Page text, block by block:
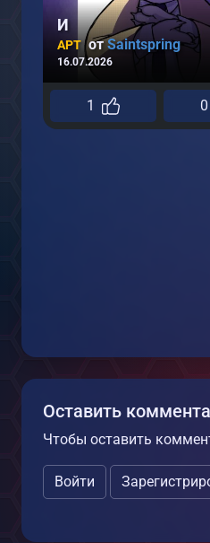
И
АРТ отSaintspring
16.07.2026
1 0
Оставить
Чтобы оставить
Войти